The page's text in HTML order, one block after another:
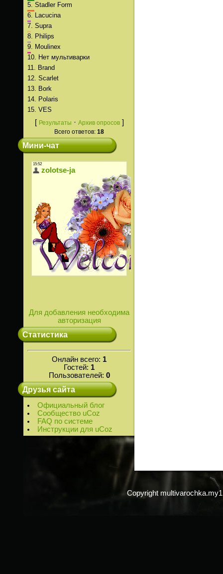
5. Stadler Form
6.
Lacucina
7. Supra
8.
Philips
9.
Moulinex
10.
Нет мультиварки
11.
Brand
12. Scarlet
13.
Bork
14.
Polaris
15. VES
[ Результаты · Архив опросов]
Всего ответов: 18
Мини-чат
Для добавления необходима
авторизация
Статистика
Онлайн всего: 1
Гостей: 1
Пользователей: 0
Друзья сайта
Официальный блог
Сообщество uCoz
FAQ по системе
Инструкции для uCoz
Copyright